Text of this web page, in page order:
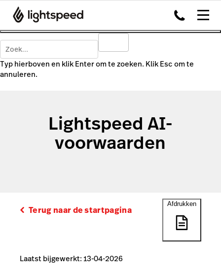
Typ hierboven en klik Enter om te zoeken. Klik Esc om te
annuleren.
Lightspeed AI-
voorwaarden
Terug naar de startpagina
Laatst bijgewerkt: 13-04-2026